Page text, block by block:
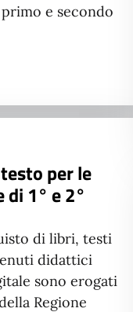
e secondo
per le
di 1° e 2°
di libri, testi
didattici
sono erogati
Regione